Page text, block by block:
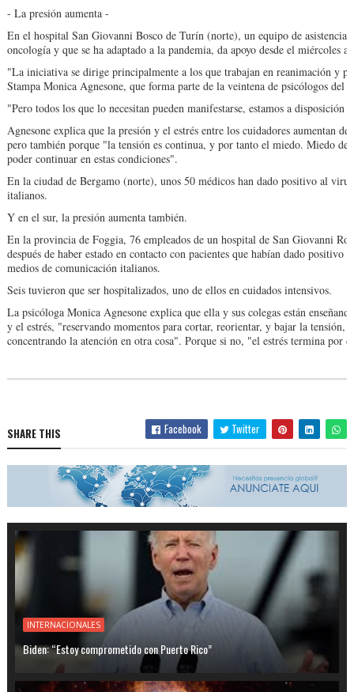
- La presión aumenta -
En el hospital San Giovanni Bosco de Turín (norte), un equipo de asistencia
oncología y que se ha adaptado a la pandemia, da apoyo desde el miércoles
"La iniciativa se dirige principalmente a los que trabajan en reanimación y
Stampa Monica Agnesone, que forma parte de la veintena de psicólogos del
"Pero todos los que lo necesitan pueden manifestarse, estamos a disposición
Agnesone explica que la presión y el estrés entre los cuidadores aumentan
pero también porque "la tensión es continua, y por tanto el miedo. Miedo de
poder continuar en estas condiciones".
En la ciudad de Bergamo (norte), unos 50 médicos han dado positivo al
italianos.
Y en el sur, la presión aumenta también.
En la provincia de Foggia, 76 empleados de un hospital de San Giovanni
después de haber estado en contacto con pacientes que habían dado positivo
medios de comunicación italianos.
Seis tuvieron que ser hospitalizados, uno de ellos en cuidados intensivos.
La psicóloga Monica Agnesone explica que ella y sus colegas están
y el estrés, "reservando momentos para cortar, reorientar, y bajar la tensión,
concentrando la atención en otra cosa". Porque si no, "el estrés termina por
SHARE THIS Facebook Twitter
INTERNACIONALES
Biden: “Estoy comprometido con Puerto Rico”